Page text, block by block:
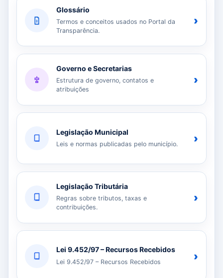
Glossário
Termos e conceitos usados no Portal da
Transparência.
›
Governo e Secretarias
Estrutura de governo, contatos e
atribuições
›
Legislação Municipal
Leis e normas publicadas pelo município. ›
Legislação Tributária
Regras sobre tributos, taxas e
contribuições.
›
Lei 9.452/97 – Recursos Recebidos
Lei 9.452/97 – Recursos Recebidos ›